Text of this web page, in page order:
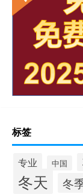
标签
专业 中国
冬天 冬